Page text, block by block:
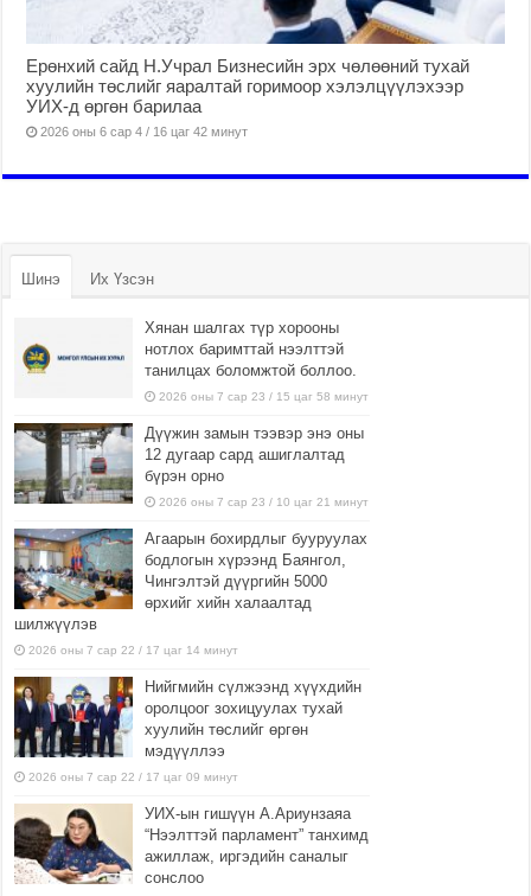
Ерөнхий сайд Н.Учрал Бизнесийн эрх чөлөөний тухай
хуулийн төслийг яаралтай горимоор хэлэлцүүлэхээр
УИХ-д өргөн барилаа
2026 оны 6 сар 4 / 16 цаг 42 минут
Шинэ Их Үзсэн
Хянан шалгах түр хорооны
нотлох баримттай нээлттэй
танилцах боломжтой боллоо.
2026 оны 7 сар 23 / 15 цаг 58 минут
Дүүжин замын тээвэр энэ оны
12 дугаар сард ашиглалтад
бүрэн орно
2026 оны 7 сар 23 / 10 цаг 21 минут
Агаарын бохирдлыг бууруулах
бодлогын хүрээнд Баянгол,
Чингэлтэй дүүргийн 5000
өрхийг хийн халаалтад
шилжүүлэв
2026 оны 7 сар 22 / 17 цаг 14 минут
Нийгмийн сүлжээнд хүүхдийн
оролцоог зохицуулах тухай
хуулийн төслийг өргөн
мэдүүллээ
2026 оны 7 сар 22 / 17 цаг 09 минут
УИХ-ын гишүүн А.Ариунзаяа
“Нээлттэй парламент” танхимд
ажиллаж, иргэдийн саналыг
сонслоо